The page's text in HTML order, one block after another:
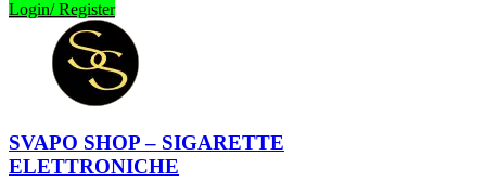
Login/ Register
SVAPO SHOP – SIGARETTE
ELETTRONICHE